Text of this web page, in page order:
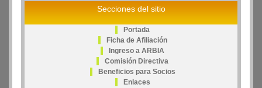
Secciones del sitio
Portada
Ficha de Afiliación
Ingreso a ARBIA
Comisión Directiva
Beneficios para Socios
Enlaces